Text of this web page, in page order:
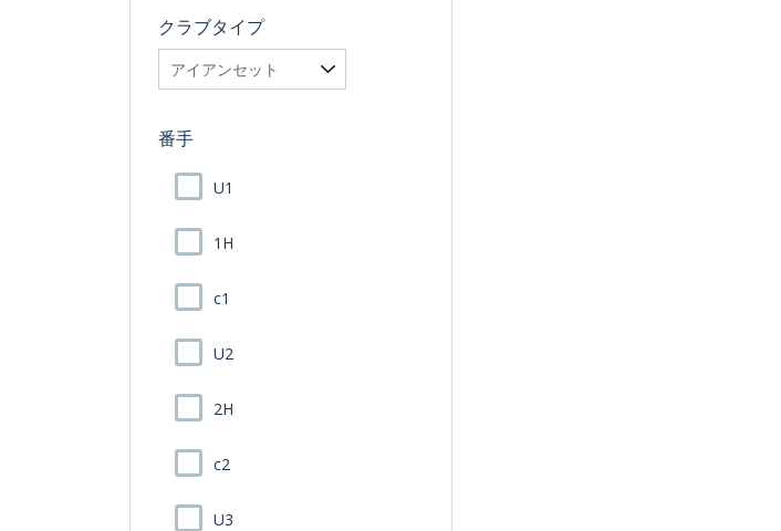
クラブタイプ
番手
U1
1H
c1
U2
2H
c2
U3